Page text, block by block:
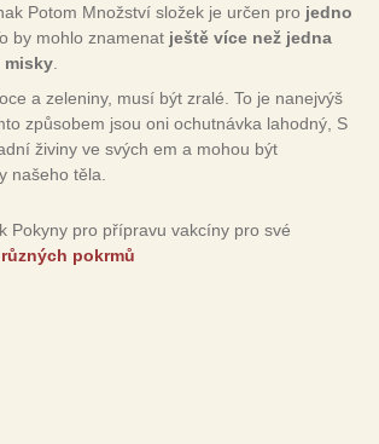
Potom Množství složek je určen pro jedno
by mohlo znamenat ještě více než jedna
misky
a zeleniny, musí být zralé. To je nanejvýš
způsobem jsou oni ochutnávka lahodný, S
živiny ve svých em a mohou být
našeho těla.
Pokyny pro přípravu vakcíny pro své
pokrmů